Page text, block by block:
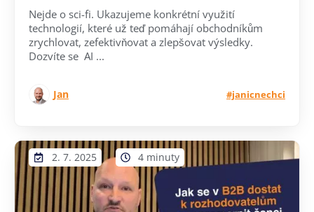
Nejde o sci-fi. Ukazujeme konkrétní využití
technologií, které už teď pomáhají obchodníkům
zrychlovat, zefektivňovat a zlepšovat výsledky.
Dozvíte se AI ...
Jan #janicnechci
2. 7. 2025 4 minuty